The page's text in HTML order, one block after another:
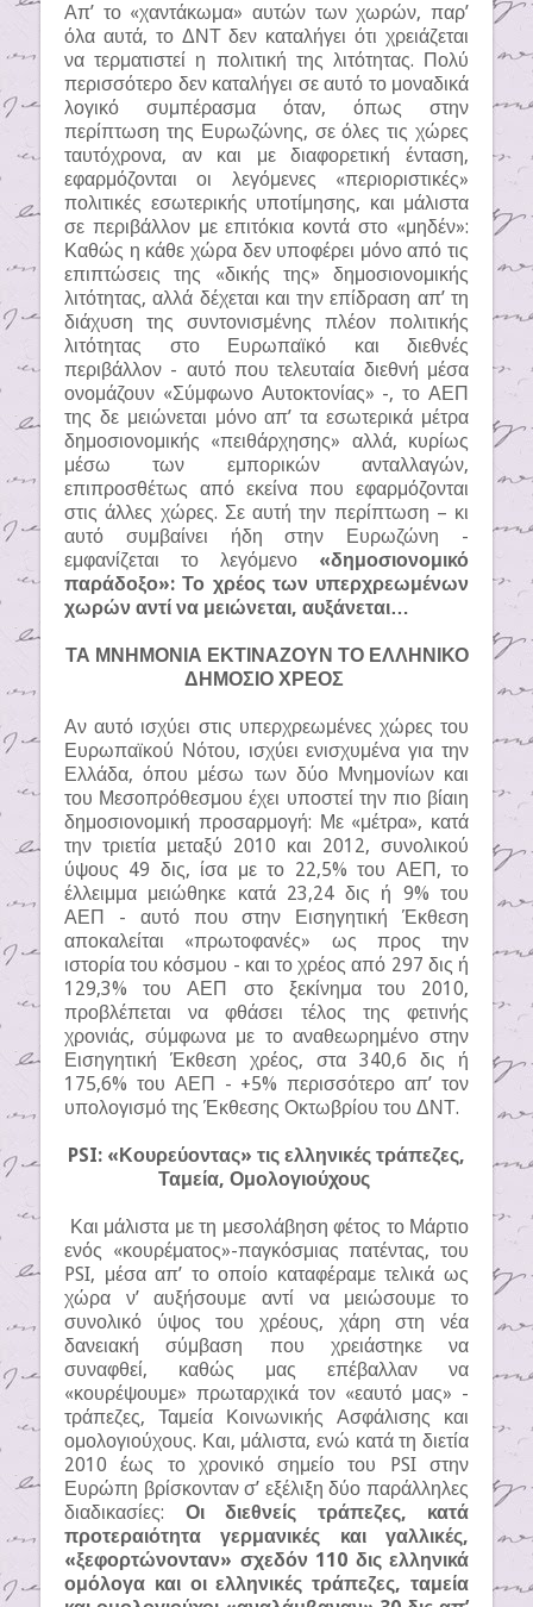
Απ’ το «χαντάκωμα» αυτών των χωρών, παρ’
όλα αυτά, το ΔΝΤ δεν καταλήγει ότι χρειάζεται
να τερματιστεί η πολιτική της λιτότητας. Πολύ
περισσότερο δεν καταλήγει σε αυτό το μοναδικά
λογικό συμπέρασμα όταν, όπως στην
περίπτωση της Ευρωζώνης, σε όλες τις χώρες
ταυτόχρονα, αν και με διαφορετική ένταση,
εφαρμόζονται οι λεγόμενες «περιοριστικές»
πολιτικές εσωτερικής υποτίμησης, και μάλιστα
σε περιβάλλον με επιτόκια κοντά στο «μηδέν»:
Καθώς η κάθε χώρα δεν υποφέρει μόνο από τις
επιπτώσεις της «δικής της» δημοσιονομικής
λιτότητας, αλλά δέχεται και την επίδραση απ’ τη
διάχυση της συντονισμένης πλέον πολιτικής
λιτότητας στο Ευρωπαϊκό και διεθνές
περιβάλλον - αυτό που τελευταία διεθνή μέσα
ονομάζουν «Σύμφωνο Αυτοκτονίας» -, το ΑΕΠ
της δε μειώνεται μόνο απ’ τα εσωτερικά μέτρα
δημοσιονομικής «πειθάρχησης» αλλά, κυρίως
μέσω των εμπορικών ανταλλαγών,
επιπροσθέτως από εκείνα που εφαρμόζονται
στις άλλες χώρες. Σε αυτή την περίπτωση – κι
αυτό συμβαίνει ήδη στην Ευρωζώνη -
εμφανίζεται το λεγόμενο «δημοσιονομικό
παράδοξο»: Το χρέος των υπερχρεωμένων
χωρών αντί να μειώνεται, αυξάνεται…
ΤΑ ΜΝΗΜΟΝΙΑ ΕΚΤΙΝΑΖΟΥΝ ΤΟ ΕΛΛΗΝΙΚΟ
ΔΗΜΟΣΙΟ ΧΡΕΟΣ
Αν αυτό ισχύει στις υπερχρεωμένες χώρες του
Ευρωπαϊκού Νότου, ισχύει ενισχυμένα για την
Ελλάδα, όπου μέσω των δύο Μνημονίων και
του Μεσοπρόθεσμου έχει υποστεί την πιο βίαιη
δημοσιονομική προσαρμογή: Με «μέτρα», κατά
την τριετία μεταξύ 2010 και 2012, συνολικού
ύψους 49 δις, ίσα με το 22,5% του ΑΕΠ, το
έλλειμμα μειώθηκε κατά 23,24 δις ή 9% του
ΑΕΠ - αυτό που στην Εισηγητική Έκθεση
αποκαλείται «πρωτοφανές» ως προς την
ιστορία του κόσμου - και το χρέος από 297 δις ή
129,3% του ΑΕΠ στο ξεκίνημα του 2010,
προβλέπεται να φθάσει τέλος της φετινής
χρονιάς, σύμφωνα με το αναθεωρημένο στην
Εισηγητική Έκθεση χρέος, στα 340,6 δις ή
175,6% του ΑΕΠ - +5% περισσότερο απ’ τον
υπολογισμό της Έκθεσης Οκτωβρίου του ΔΝΤ.
PSI: «Κουρεύοντας» τις ελληνικές τράπεζες,
Ταμεία, Ομολογιούχους
Και μάλιστα με τη μεσολάβηση φέτος το Μάρτιο
ενός «κουρέματος»-παγκόσμιας πατέντας, του
PSI, μέσα απ’ το οποίο καταφέραμε τελικά ως
χώρα ν’ αυξήσουμε αντί να μειώσουμε το
συνολικό ύψος του χρέους, χάρη στη νέα
δανειακή σύμβαση που χρειάστηκε να
συναφθεί, καθώς μας επέβαλλαν να
«κουρέψουμε» πρωταρχικά τον «εαυτό μας» -
τράπεζες, Ταμεία Κοινωνικής Ασφάλισης και
ομολογιούχους. Και, μάλιστα, ενώ κατά τη διετία
2010 έως το χρονικό σημείο του PSI στην
Ευρώπη βρίσκονταν σ’ εξέλιξη δύο παράλληλες
διαδικασίες: Οι διεθνείς τράπεζες, κατά
προτεραιότητα γερμανικές και γαλλικές,
«ξεφορτώνονταν» σχεδόν 110 δις ελληνικά
ομόλογα και οι ελληνικές τράπεζες, ταμεία